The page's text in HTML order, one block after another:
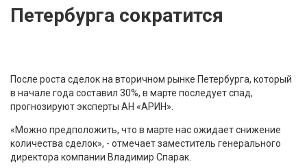
Петербурга сократится
После роста сделок на вторичном рынке Петербурга, который
в начале года составил 30%, в марте последует спад,
прогнозируют эксперты АН «АРИН».
«Можно предположить, что в марте нас ожидает снижение
количества сделок», - отмечает заместитель генерального
директора компании Владимир Спарак.